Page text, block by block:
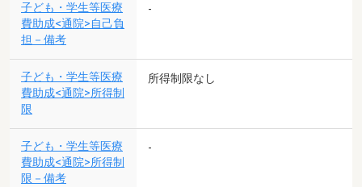
子ども・学生等医療
費助成<通院>自己負
担－備考
-
子ども・学生等医療
費助成<通院>所得制
限
所得制限なし
子ども・学生等医療
費助成<通院>所得制
限－備考
-